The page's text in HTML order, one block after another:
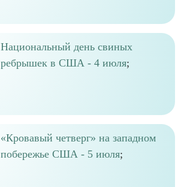
Национальный день свиных
ребрышек в США - 4 июля;
«Кровавый четверг» на западном
побережье США - 5 июля;